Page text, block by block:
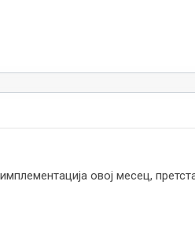
овој месец,